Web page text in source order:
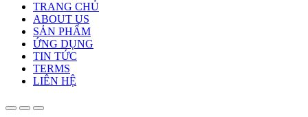
TRANG CHỦ
ABOUT US
SẢN PHẨM
ỨNG DỤNG
TIN TỨC
TERMS
LIÊN HỆ